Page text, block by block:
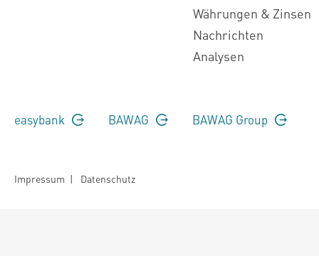
Währungen & Zinsen
Nachrichten
Analysen
easybank BAWAG BAWAG Group
Impressum | Datenschutz